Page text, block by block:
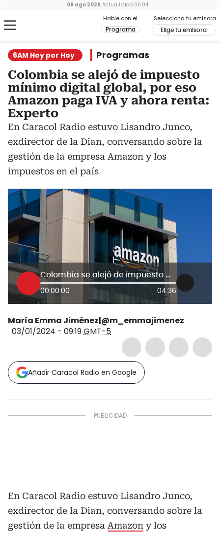
Hable con el
Programa
Selecciona tu emisora
Elige tu emisora
08 ago 2026 Actualizado 06:04
6AM Hoy por Hoy Programas
Colombia se alejó de impuesto
mínimo digital global, por eso
Amazon paga IVA y ahora renta:
Experto
En Caracol Radio estuvo Lisandro Junco,
exdirector de la Dian, conversando sobre la
gestión de la empresa Amazon y los
impuestos en el país
Colombia se alejó de impuesto mínimo digital global, por eso Amazon paga IVA y ahora renta: Experto
00:00:00 04:36
María Emma Jiménez|@m_emmajimenez
03/01/2024 - 09:19GMT-5
Añadir Caracol Radio en Google
En Caracol Radio estuvo Lisandro Junco,
exdirector de la Dian, conversando sobre la
gestión de la empresa Amazon y los